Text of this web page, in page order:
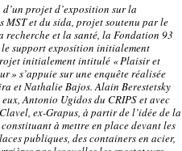
d’un projet d’exposition sur la
MST et du sida, projet soutenu par le
recherche et la santé, la Fondation 93
support exposition initialement
initialement intitulé «Plaisir et
» s’appuie sur une enquête réalisée
et Nathalie Bajos. Alain Berestetsky
Antonio Ugidos du CRIPS et avec
ex-Grapus, à partir de l’idée de la
à mettre en place devant les
publiques, des containers en acier,